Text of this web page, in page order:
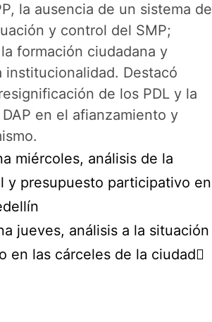
la ausencia de un sistema de
y control del SMP;
formación ciudadana y
institucionalidad. Destacó
de los PDL y la
en el afianzamiento y
miércoles, análisis de la
y presupuesto participativo en
jueves, análisis a la situación
en las cárceles de la ciudad